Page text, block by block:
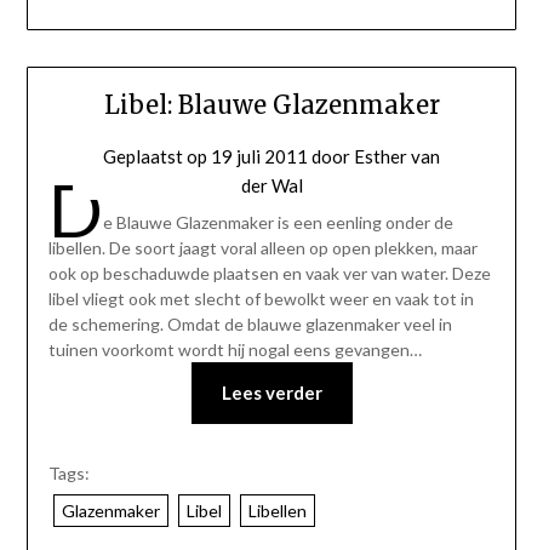
Libel: Blauwe Glazenmaker
Geplaatst op 19 juli 2011 door Esther van
der Wal
De Blauwe Glazenmaker is een eenling onder de
libellen. De soort jaagt voral alleen op open plekken, maar
ook op beschaduwde plaatsen en vaak ver van water. Deze
libel vliegt ook met slecht of bewolkt weer en vaak tot in
de schemering. Omdat de blauwe glazenmaker veel in
tuinen voorkomt wordt hij nogal eens gevangen…
Lees verder
Tags:
Glazenmaker
Libel Libellen